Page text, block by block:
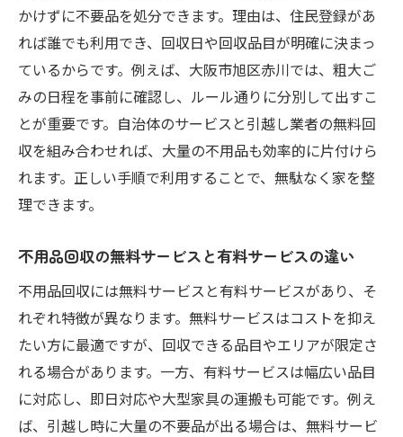
かけずに不要品を処分できます。理由は、住民登録があ
れば誰でも利用でき、回収日や回収品目が明確に決まっ
ているからです。例えば、大阪市旭区赤川では、粗大ご
みの日程を事前に確認し、ルール通りに分別して出すこ
とが重要です。自治体のサービスと引越し業者の無料回
収を組み合わせれば、大量の不用品も効率的に片付けら
れます。正しい手順で利用することで、無駄なく家を整
理できます。
不用品回収の無料サービスと有料サービスの違い
不用品回収には無料サービスと有料サービスがあり、そ
れぞれ特徴が異なります。無料サービスはコストを抑え
たい方に最適ですが、回収できる品目やエリアが限定さ
れる場合があります。一方、有料サービスは幅広い品目
に対応し、即日対応や大型家具の運搬も可能です。例え
ば、引越し時に大量の不要品が出る場合は、無料サービ